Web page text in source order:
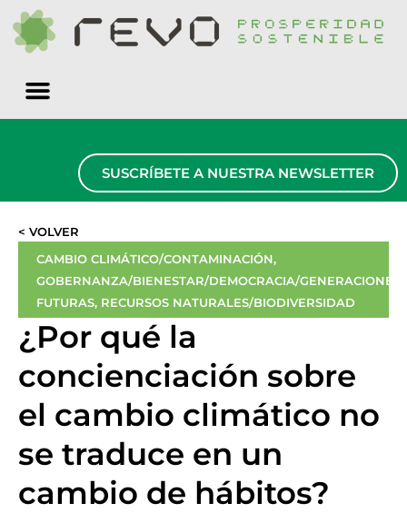
SUSCRÍBETE A NUESTRA NEWSLETTER
< VOLVER
CAMBIO CLIMÁTICO/CONTAMINACIÓN,
GOBERNANZA/BIENESTAR/DEMOCRACIA/GENERACIONES
FUTURAS, RECURSOS NATURALES/BIODIVERSIDAD
¿Por qué la
concienciación sobre
el cambio climático no
se traduce en un
cambio de hábitos?